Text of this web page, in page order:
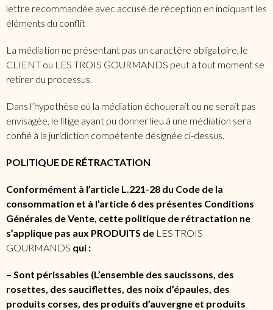
lettre recommandée avec accusé de réception en indiquant les
éléments du conflit
La médiation ne présentant pas un caractère obligatoire, le
CLIENT ou LES TROIS GOURMANDS peut à tout moment se
retirer du processus.
Dans l’hypothèse où la médiation échouerait ou ne serait pas
envisagée, le litige ayant pu donner lieu à une médiation sera
confié à la juridiction compétente désignée ci-dessus.
POLITIQUE DE RÉTRACTATION
Conformément à l’article L.221-28 du Code de la
consommation et à l’article 6 des présentes Conditions
Générales de Vente, cette politique de rétractation ne
s’applique pas aux PRODUITS de LES TROIS
GOURMANDS qui :
– Sont périssables (L’ensemble des saucissons, des
rosettes, des sauciflettes, des noix d’épaules, des
produits corses, des produits d’auvergne et produits